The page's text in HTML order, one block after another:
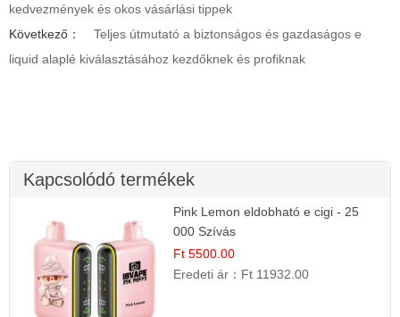
kedvezmények és okos vásárlási tippek
Következő：
Teljes útmutató a biztonságos és gazdaságos e
liquid alaplé kiválasztásához kezdőknek és profiknak
Kapcsolódó termékek
Pink Lemon eldobható e cigi - 25
000 Szívás
Ft 5500.00
Eredeti ár： Ft 11932.00